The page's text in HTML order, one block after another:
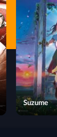
Suzume